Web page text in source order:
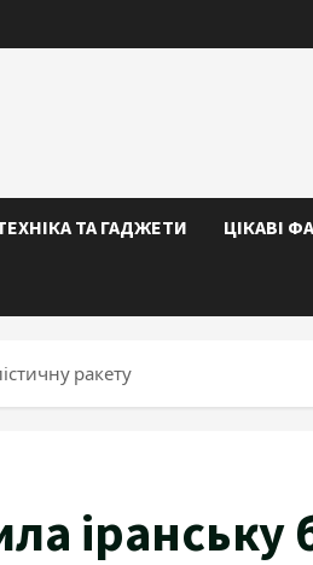
ТА ГАДЖЕТИ ЦІКАВІ
ракету
іранську